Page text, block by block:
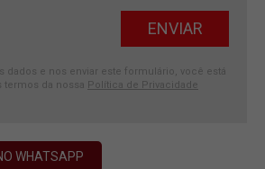
dados e nos enviar este formulário, você está
termos da nossa Política de Privacidade
WHATSAPP